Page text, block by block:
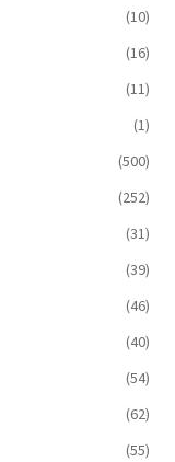
(10)
(16)
(11)
(1)
(500)
(252)
(31)
(39)
(46)
(40)
(54)
(62)
(55)